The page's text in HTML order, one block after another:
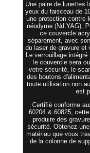
Une paire de lunettes
yeux du faisceau de
une protection contre
néodyme (Nd:YAG).
ce couvercle
séparément, avec
du laser de gravure et
Le verrouillage
le couvercle sera
votre sécurité, le
des boutons
toute utilisation non
est
Certifié conforme
60204 & 60825,
produire des
sécurité. Obtenez
matériau que vous
de la colonne de